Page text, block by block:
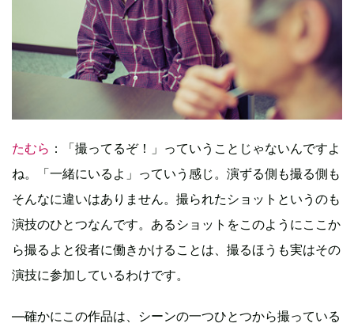
たむら ：「撮ってるぞ！」っていうことじゃないんですよ
ね。「一緒にいるよ」っていう感じ。演ずる側も撮る側も
そんなに違いはありません。撮られたショットというのも
演技のひとつなんです。あるショットをこのようにここか
ら撮るよと役者に働きかけることは、撮るほうも実はその
演技に参加しているわけです。
―確かにこの作品は、シーンの一つひとつから撮っている